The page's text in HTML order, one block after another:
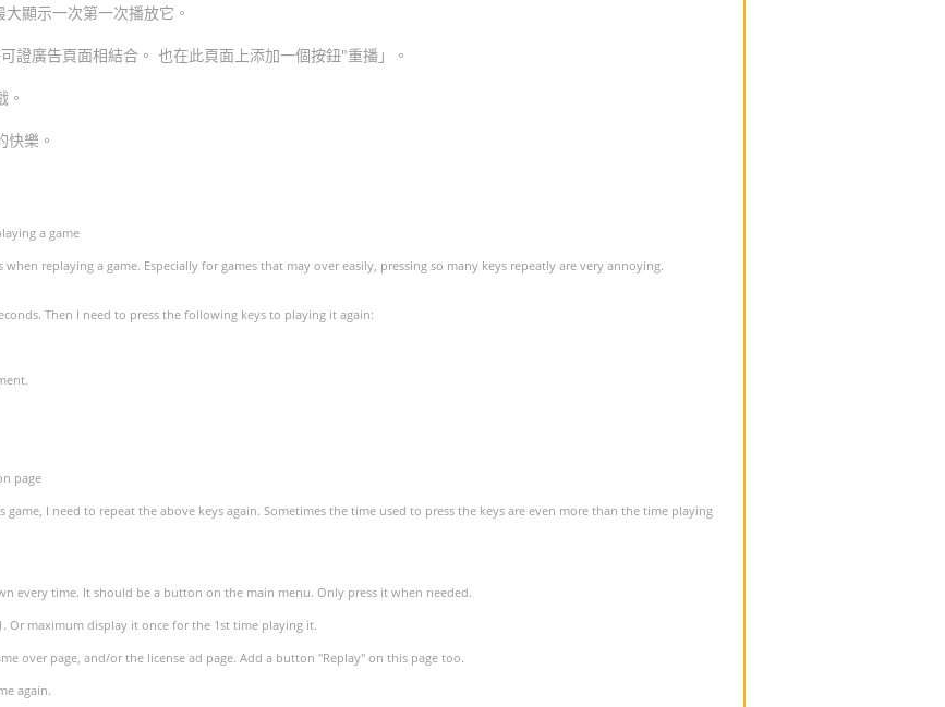
顯示一次第一次播放它。
證廣告頁面相結合。 也在此頁面上添加一個按鈕"重播」。
。
快樂。
a game
replaying a game. Especially for games that may over easily, pressing so many keys repeatly are very annoying.
Then I need to press the following keys to playing it again:
page
game, I need to repeat the above keys again. Sometimes the time used to press the keys are even more than the time playing
every time. It should be a button on the main menu. Only press it when needed.
Or maximum display it once for the 1st time playing it.
over page, and/or the license ad page. Add a button "Replay" on this page too.
again.